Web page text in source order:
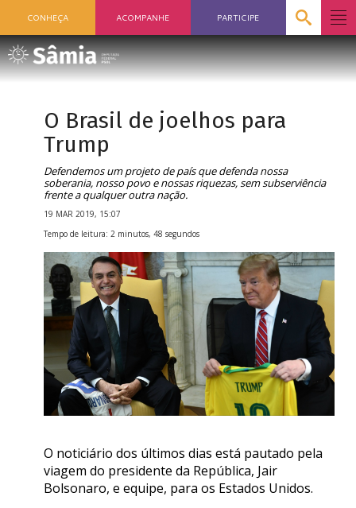
CONHEÇA ACOMPANHE PARTICIPE
O Brasil de joelhos para
Trump
Defendemos um projeto de país que defenda nossa
soberania, nosso povo e nossas riquezas, sem subserviência
frente a qualquer outra nação.
19 MAR 2019, 15:07
Tempo de leitura: 2 minutos, 48 segundos
O noticiário dos últimos dias está pautado pela
viagem do presidente da República, Jair
Bolsonaro, e equipe, para os Estados Unidos.